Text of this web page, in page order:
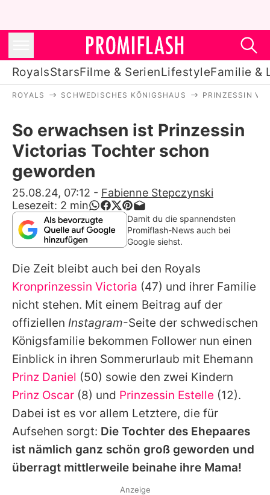
RoyalsStarsFilme & SerienLifestyleFamilie &
Stars
Filme & Serien
Lifestyle
Familie & Liebe
Promiflash Exklusiv
Alle Themen auf Promiflash
Jobs
App runterladen
Team
Redaktionelle Richtlinien
Impressum
Datenschutzerklärung
Nutzungsbedingungen
Utiq verwalten
ROYALS SCHWEDISCHES KÖNIGSHAUS PRINZESSIN
So erwachsen ist Prinzessin
Victorias Tochter schon
geworden
25.08.24, 07:12 - Fabienne Stepczynski
Lesezeit: 2 min
Damit du die spannendsten
Promiflash-News auch bei
Google siehst.
Die Zeit bleibt auch bei den Royals
Kronprinzessin Victoria (47) und ihrer Familie
nicht stehen. Mit einem Beitrag auf der
offiziellen Instagram-Seite der schwedischen
Königsfamilie bekommen Follower nun einen
Einblick in ihren Sommerurlaub mit Ehemann
Prinz Daniel (50) sowie den zwei Kindern
Prinz Oscar (8) und Prinzessin Estelle (12).
Dabei ist es vor allem Letztere, die für
Aufsehen sorgt: Die Tochter des Ehepaares
ist nämlich ganz schön groß geworden und
überragt mittlerweile beinahe ihre Mama!
Anzeige